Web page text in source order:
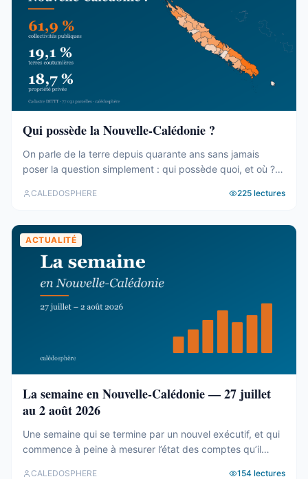
Qui possède la Nouvelle-Calédonie ?
On parle de la terre depuis quarante ans sans jamais
poser la question simplement : qui possède quoi, et où ?
agrégé ses 77 031 parcelles. Le résultat tient en trois
CALEDOSPHERE 225 lectures
ACTUALITÉ
La semaine en Nouvelle-Calédonie — 27 juillet
au 2 août 2026
Une semaine qui se termine par un nouvel exécutif, et qui
commence à peine à mesurer l’état des comptes qu’il
CALEDOSPHERE 154 lectures